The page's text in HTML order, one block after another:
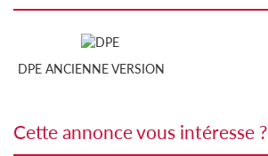
DPE ANCIENNE VERSION
cette annonce vous intéresse ?